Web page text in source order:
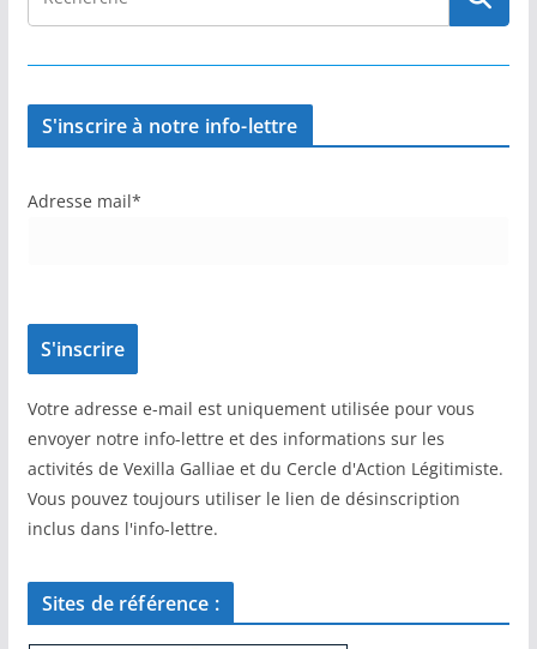
S'inscrire à notre info-lettre
Adresse mail*
Votre adresse e-mail est uniquement utilisée pour vous
envoyer notre info-lettre et des informations sur les
activités de Vexilla Galliae et du Cercle d'Action Légitimiste.
Vous pouvez toujours utiliser le lien de désinscription
inclus dans l'info-lettre.
Sites de référence :